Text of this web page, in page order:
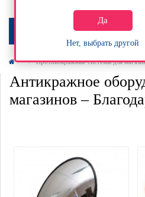
Да
Нет, выбрать другой
МЕНЮ
Противокражные системы для
Антикражное
магазинов –